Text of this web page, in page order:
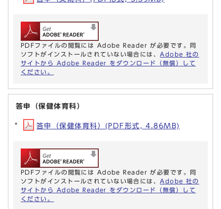
PDFファイルの閲覧には Adobe Reader が必要です。同
ソフトがインストールされていない場合には、 Adobe 社の
サイトから Adobe Reader をダウンロード（無償）して
ください。
答申（保健体育科）
答申（保健体育科）(PDF形式, 4.86MB)
PDFファイルの閲覧には Adobe Reader が必要です。同
ソフトがインストールされていない場合には、 Adobe 社の
サイトから Adobe Reader をダウンロード（無償）して
ください。